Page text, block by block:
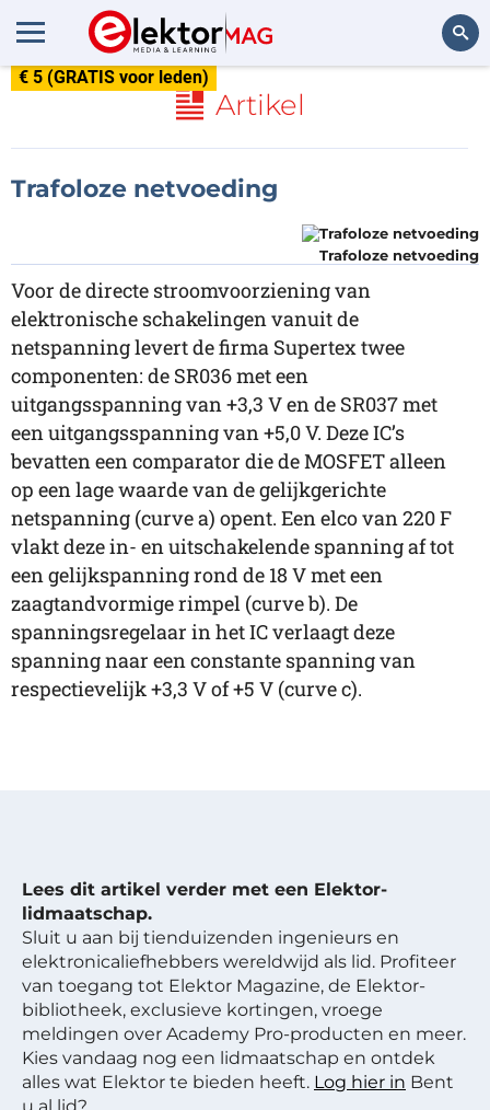
€ 5 (GRATIS voor leden)
Artikel
Trafoloze netvoeding
Trafoloze netvoeding
Voor de directe stroomvoorziening van
elektronische schakelingen vanuit de
netspanning levert de firma Supertex twee
componenten: de SR036 met een
uitgangsspanning van +3,3 V en de SR037 met
een uitgangsspanning van +5,0 V. Deze IC’s
bevatten een comparator die de MOSFET alleen
op een lage waarde van de gelijkgerichte
netspanning (curve a) opent. Een elco van 220 F
vlakt deze in- en uitschakelende spanning af tot
een gelijkspanning rond de 18 V met een
zaagtandvormige rimpel (curve b). De
spanningsregelaar in het IC verlaagt deze
spanning naar een constante spanning van
respectievelijk +3,3 V of +5 V (curve c).
Lees dit artikel verder met een Elektor-
lidmaatschap.
Sluit u aan bij tienduizenden ingenieurs en
elektronicaliefhebbers wereldwijd als lid. Profiteer
van toegang tot Elektor Magazine, de Elektor-
bibliotheek, exclusieve kortingen, vroege
meldingen over Academy Pro-producten en meer.
Kies vandaag nog een lidmaatschap en ontdek
alles wat Elektor te bieden heeft. Log hier in Bent